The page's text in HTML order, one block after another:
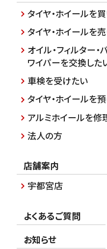
タイヤ・ホイールを
タイヤ・ホイールを
タイヤ・ホイールを
アルミホイールを修
オイル・フィルター・
ワイパーを交換した
法人の方
車検を受けたい
店舗案内
宇都宮店
お知らせ
よくあるご質問